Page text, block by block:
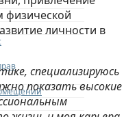
физической
личности в
специализируюсь
показать высокие